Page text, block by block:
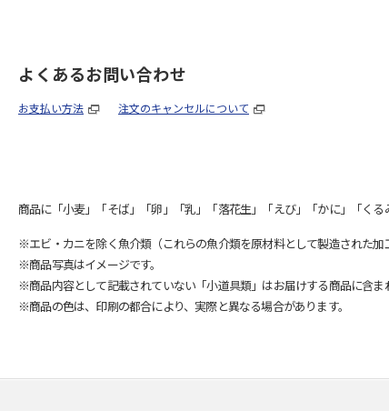
よくあるお問い合わせ
お支払い方法 注文のキャンセルについて
商品に「小麦」「そば」「卵」「乳」「落花生」「えび」「かに」「く
※エビ・カニを除く魚介類（これらの魚介類を原材料として製造された
※商品写真はイメージです。
※商品内容として記載されていない「小道具類」はお届けする商品に含ま
※商品の色は、印刷の都合により、実際と異なる場合があります。